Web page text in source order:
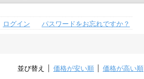
ログイン パスワードをお忘れですか？
並び替え 価格が安い順 価格が高い順